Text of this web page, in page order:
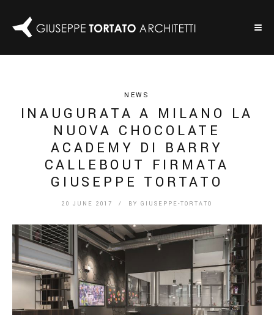
NEWS
INAUGURATA A MILANO LA
NUOVA CHOCOLATE
ACADEMY DI BARRY
CALLEBOUT FIRMATA
GIUSEPPE TORTATO
20 JUNE 2017 / BY GIUSEPPE-TORTATO